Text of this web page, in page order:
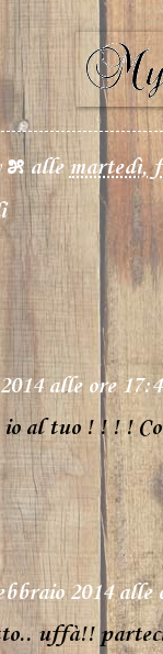
೫ allemartedì,
alle ore
al tuo ! ! ! !
2014 alle
uffà!!